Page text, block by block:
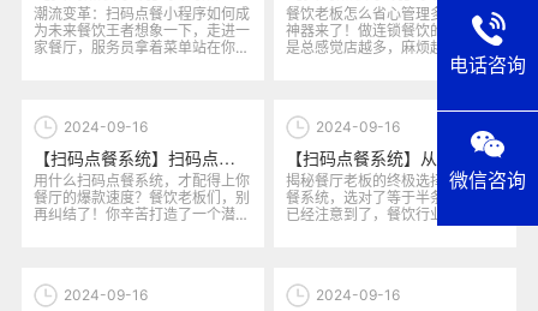
潮流变革：扫码点餐小程序如何成
为未来餐饮王者想象一下，走进一
家餐厅，服务员拿着菜单站在你面
餐饮老板怎么省心管理多个门店？
神器来了！做连锁餐饮的你，是不
是总感觉店越多，麻烦越大？来，
先别急。眼看着你的门店从一个
2024-09-16
【扫码点餐系统】扫码点餐系统选哪个最适合快速发展的餐饮品牌？市场数据对比分析
用什么扫码点餐系统，才配得上你
餐厅的爆款速度？餐饮老板们，别
再纠结了！你辛苦打造了一个潜力
2024-09-16
【扫码点餐系统】从技术适配性看，扫码点餐系统选哪个更适合多元餐饮业态？
揭秘餐厅老板的终极选择：扫码点
餐系统，选对了等于半条命你可能
已经注意到了，餐饮行业这两年的
“智能”风潮，已经不再只是大城...
2024-09-16 2024-09-16
电话咨询
微信咨询